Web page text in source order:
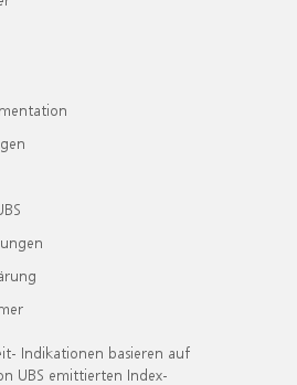
Indikationen basieren auf
UBS emittierten Index-